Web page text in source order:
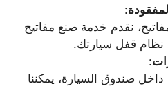
:
نقدم خدمة صنع مفاتيح
نظام قفل سيارتك.
:
داخل صندوق السيارة، يمكننا